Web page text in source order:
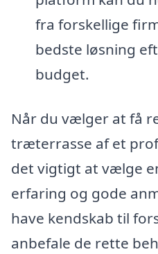
fra forskellige
bedste løsning
budget.
Når du vælger at få
træterrasse af et
det vigtigt at vælge
erfaring og gode
have kendskab til
anbefale de rette